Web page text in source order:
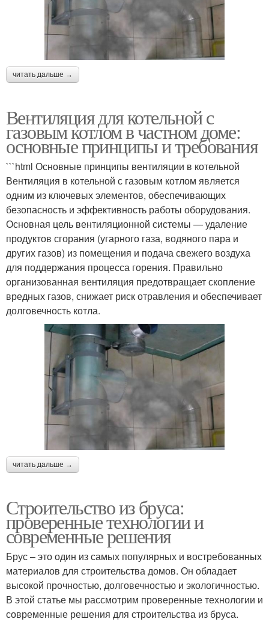
читать дальше →
Вентиляция для котельной с
газовым котлом в частном доме:
основные принципы и требования
```html Основные принципы вентиляции в котельной
Вентиляция в котельной с газовым котлом является
одним из ключевых элементов, обеспечивающих
безопасность и эффективность работы оборудования.
Основная цель вентиляционной системы — удаление
продуктов сгорания (угарного газа, водяного пара и
других газов) из помещения и подача свежего воздуха
для поддержания процесса горения. Правильно
организованная вентиляция предотвращает скопление
вредных газов, снижает риск отравления и обеспечивает
долговечность котла.
читать дальше →
Строительство из бруса:
проверенные технологии и
современные решения
Брус – это один из самых популярных и востребованных
материалов для строительства домов. Он обладает
высокой прочностью, долговечностью и экологичностью.
В этой статье мы рассмотрим проверенные технологии и
современные решения для строительства из бруса.